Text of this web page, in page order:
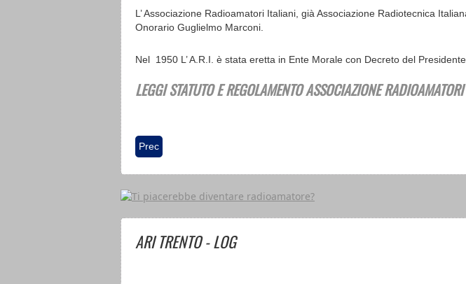
L’ Associazione Radioamatori Italiani, già Associazione Radiotecnica
Onorario Guglielmo Marconi.
Nel 1950 L’ A.R.I. è stata eretta in Ente Morale con Decreto del
LEGGI STATUTO E REGOLAMENTO ASSOCIAZIONE
Articolo precedente: Destina il 5x1000 ad ARI Trento
Prec
ARI TRENTO - LOG